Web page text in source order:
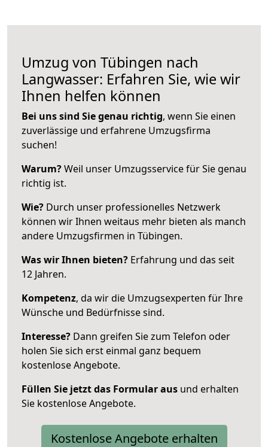
Umzug von Tübingen nach
Langwasser: Erfahren Sie, wie wir
Ihnen helfen können
Bei uns sind Sie genau richtig, wenn Sie einen
zuverlässige und erfahrene Umzugsfirma
suchen!
Warum?Weil unser Umzugsservice für Sie genau
richtig ist.
Wie? Durch unser professionelles Netzwerk
können wir Ihnen weitaus mehr bieten als manch
andere Umzugsfirmen in Tübingen.
Was wir Ihnen bieten? Erfahrung und das seit
12 Jahren.
Kompetenz, da wir die Umzugsexperten für Ihre
Wünsche und Bedürfnisse sind.
Interesse? Dann greifen Sie zum Telefon oder
holen Sie sich erst einmal ganz bequem
kostenlose Angebote.
Füllen Sie jetzt das Formular aus und erhalten
Sie kostenlose Angebote.
Kostenlose Angebote erhalten